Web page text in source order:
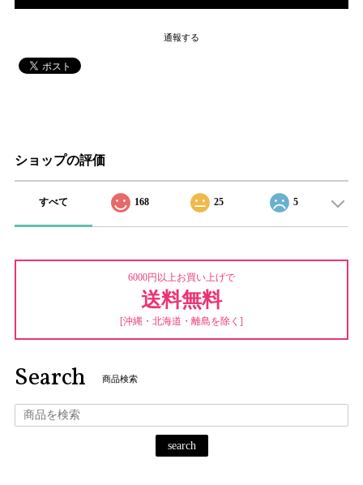
通報する
ショップの評価
すべて 168 25 5
6000円以上お買い上げで
送料無料
[沖縄・北海道・離島を除く]
Search 商品検索
search